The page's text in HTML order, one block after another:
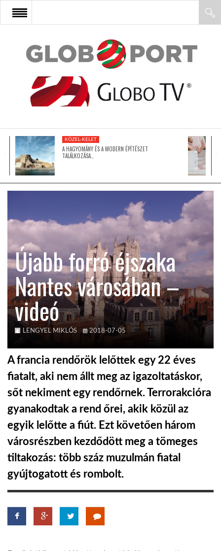
FŐOLDAL
AFRIKA
ÁZSIA
KÖZEL-KELET
AUSZTRÁLIA
A VILÁG ITTHON
HÍR3D
TROPICALMAGAZIN
GLOBOTV
AFRIKA TUDÁSTÁR
KÖZEL-KELET
A HAGYOMÁNY ÉS A MODERN ÉPÍTÉSZET
TALÁLKOZÁSA…
Újabb forró éjszaka
Nantes városában –
videó
LENGYEL MIKLÓS 2018-07-05
A francia rendőrök lelőttek egy 22 éves
fiatalt, aki nem állt meg az igazoltatáskor,
sőt nekiment egy rendőrnek. Terrorakcióra
gyanakodtak a rend őrei, akik közül az
egyik lelőtte a fiút. Ezt követően három
városrészben kezdődött meg a tömeges
tiltakozás: több száz muzulmán fiatal
gyújtogatott és rombolt.